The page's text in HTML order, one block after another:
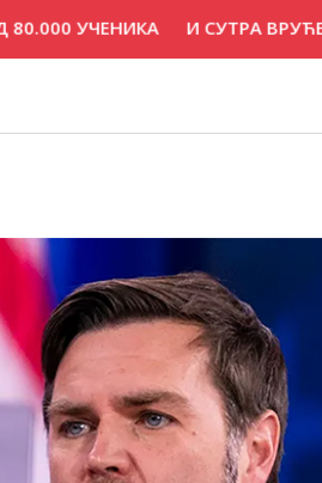
УЧЕНИКА И СУТРА ВРУЋЕ,